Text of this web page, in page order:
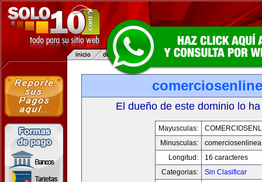
El dueño de este dominio lo
Mayusculas:
Minusculas:
Longitud:
16 caracteres
Categorias:
Sin Clasificar